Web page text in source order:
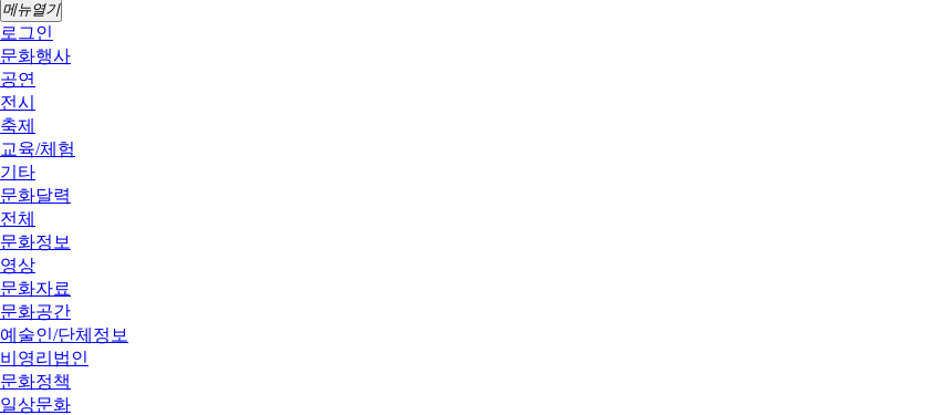
메뉴열기
로그인
문화행사
공연
전시
축제
교육/체험
기타
문화달력
전체
문화정보
영상
문화자료
문화공간
예술인/단체정보
비영리법인
문화정책
일상문화